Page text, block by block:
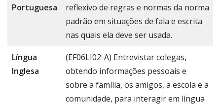
Portuguesa
reflexivo de regras e normas da norma
padrão em situações de fala e escrita
nas quais ela deve ser usada.
Língua
Inglesa
(EF06LI02-A) Entrevistar colegas,
obtendo informações pessoais e
sobre a família, os amigos, a escola e a
comunidade, para interagir em língua